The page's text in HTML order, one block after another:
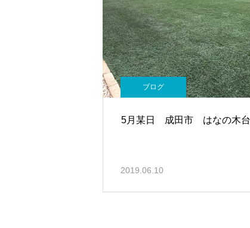
ブログ
5月某日 成田市 はなの木台
2019.06.10